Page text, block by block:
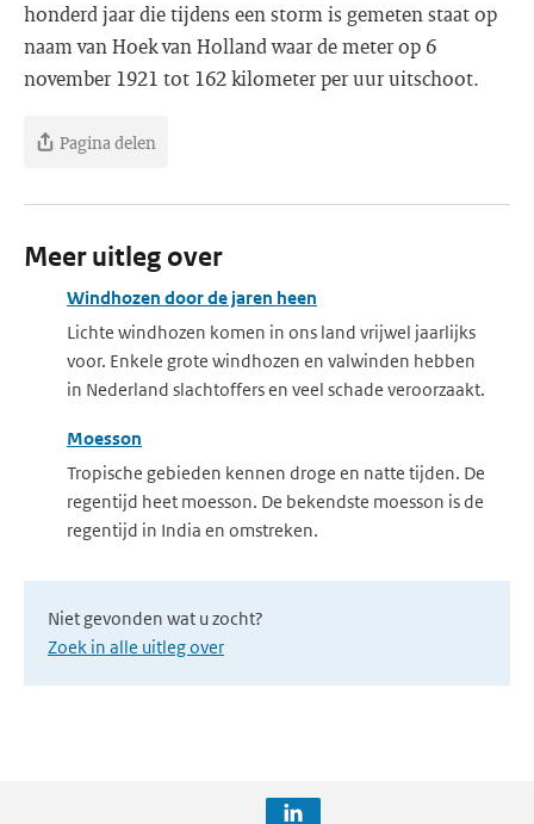
honderd jaar die tijdens een storm is gemeten staat op
naam van Hoek van Holland waar de meter op 6
november 1921 tot 162 kilometer per uur uitschoot.
Pagina delen
Meer uitleg over
Windhozen door de jaren heen
Lichte windhozen komen in ons land vrijwel jaarlijks
voor. Enkele grote windhozen en valwinden hebben
in Nederland slachtoffers en veel schade veroorzaakt.
Moesson
Tropische gebieden kennen droge en natte tijden. De
regentijd heet moesson. De bekendste moesson is de
regentijd in India en omstreken.
Niet gevonden wat u zocht?
Zoek in alle uitleg over